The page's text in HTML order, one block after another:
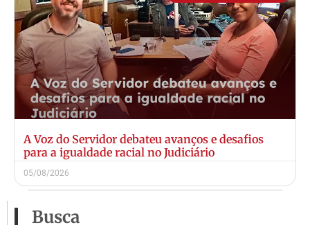
A Voz do Servidor debateu avanços e desafios
para a igualdade racial no Judiciário
05/08/2026
Busca